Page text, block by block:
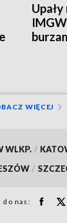
WIĘCEJ
WLKP. /
/
do nas: